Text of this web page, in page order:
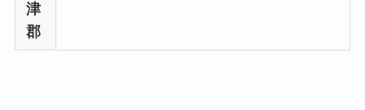
津
郡